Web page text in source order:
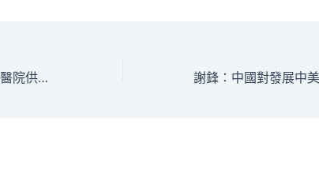
齋月不只禁食 修煉身心秀傳醫院供膳好時機